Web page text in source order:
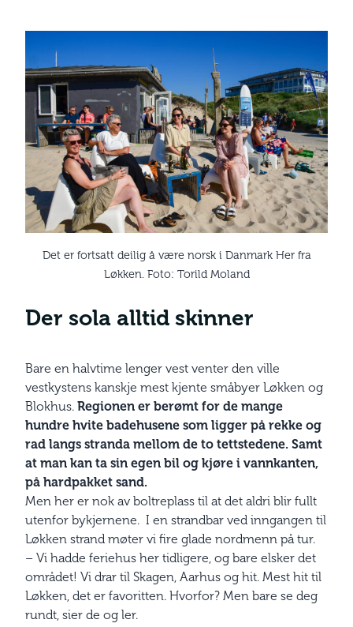
Det er fortsatt deilig å være norsk i Danmark Her fra
Løkken. Foto: Torild Moland
Der sola alltid skinner
Bare en halvtime lenger vest venter den ville
vestkystens kanskje mest kjente småbyer Løkken og
Blokhus. Regionen er berømt for de mange
hundre hvite badehusene som ligger på rekke og
rad langs stranda mellom de to tettstedene. Samt
at man kan ta sin egen bil og kjøre i vannkanten,
på hardpakket sand.
Men her er nok av boltreplass til at det aldri blir fullt
utenfor bykjernene. I en strandbar ved inngangen til
Løkken strand møter vi fire glade nordmenn på tur.
– Vi hadde feriehus her tidligere, og bare elsker det
området! Vi drar til Skagen, Aarhus og hit. Mest hit til
Løkken, det er favoritten. Hvorfor? Men bare se deg
rundt, sier de og ler.